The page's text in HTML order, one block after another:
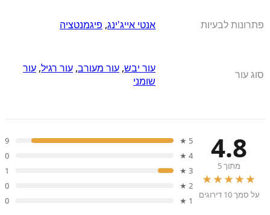
פתרונות לבעיות אנטי אייג'ינג, פיגמנטציה
סוג עור עור יבש, עור מעורב, עור רגיל, עור
שומני
4.8
מתוך 5
★★★★★
על סמך 10 דירוגים
5 ★
9
4 ★
0
3 ★
1
2 ★
0
1 ★
0